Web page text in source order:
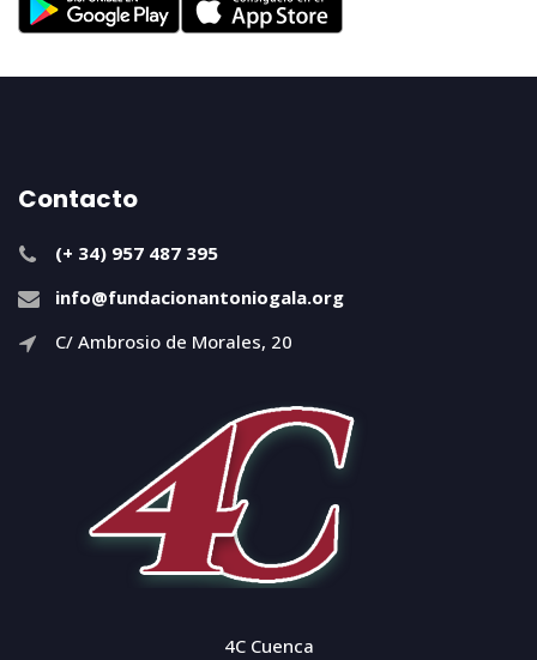
Contacto
(+ 34) 957 487 395
info@fundacionantoniogala.org
C/ Ambrosio de Morales, 20
4C Cuenca